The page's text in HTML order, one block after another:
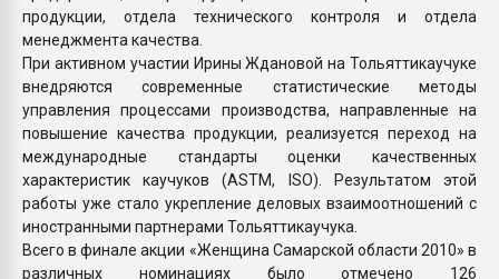
продукции, отдела технического контроля и отдела
менеджмента качества.
При активном участии Ирины Ждановой на Тольяттикаучуке
внедряются современные статистические методы
управления процессами производства, направленные на
повышение качества продукции, реализуется переход на
международные стандарты оценки качественных
характеристик каучуков (АSTM, ISO). Результатом этой
работы уже стало укрепление деловых взаимоотношений с
иностранными партнерами Тольяттикаучука.
Всего в финале акции «Женщина Самарской области 2010» в
различных номинациях было отмечено 126